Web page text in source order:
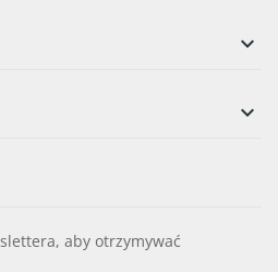


aby otrzymywać